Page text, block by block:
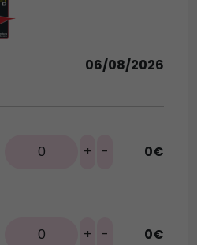
06/08/2026
0 + - 0€
0 + - 0€